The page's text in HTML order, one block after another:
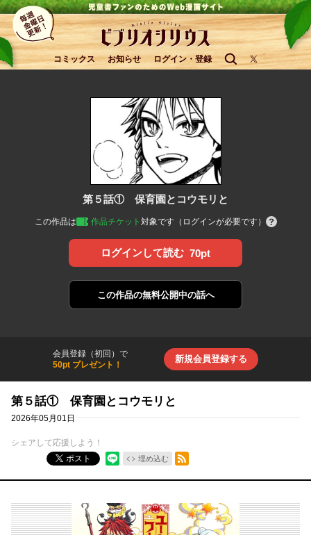
コミックス お知らせ ログイン・登録
第５話① 保育園とコウモリと
この作品は 作品チケット 対象です（ログインが必要です）
ログインして読む 70pt
この作品の無料公開中の話へ
会員登録（初回）で
50pt プレゼント！
新規会員登録する
第５話① 保育園とコウモリと
2026年05月01日
シェアして応援しよう！
ポスト
埋め込む
RSSフィード